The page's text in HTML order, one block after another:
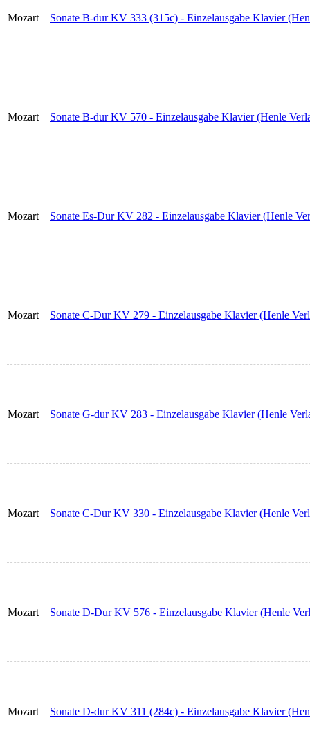
Mozart Sonate B-dur KV 333 (315c) - Einzelausgabe Klavier
Mozart Sonate B-dur KV 570 - Einzelausgabe Klavier (Henle
Mozart Sonate Es-Dur KV 282 - Einzelausgabe Klavier (Henle
Mozart Sonate C-Dur KV 279 - Einzelausgabe Klavier (Henle
Mozart Sonate G-dur KV 283 - Einzelausgabe Klavier (Henle
Mozart Sonate C-Dur KV 330 - Einzelausgabe Klavier (Henle
Mozart Sonate D-Dur KV 576 - Einzelausgabe Klavier (Henle
Mozart Sonate D-dur KV 311 (284c) - Einzelausgabe Klavier